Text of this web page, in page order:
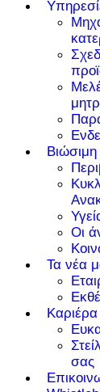
Οι
Τα νέα
Καριέρα
σας